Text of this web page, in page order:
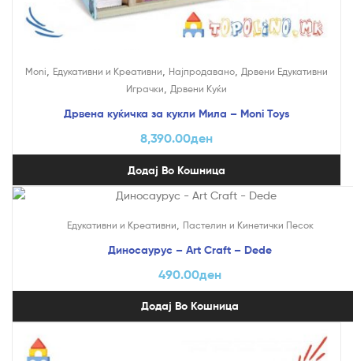
Moni Едукативни и Креативни Најпродавано Дрвени Едукативни
Играчки Дрвени Куќи
Дрвена куќичка за кукли Мила – Moni Toys
8,390.00ден
Додај Во Кошница
Едукативни и Креативни Пастелин и Кинетички Песок
Диносаурус – Art Craft – Dede
490.00ден
Додај Во Кошница